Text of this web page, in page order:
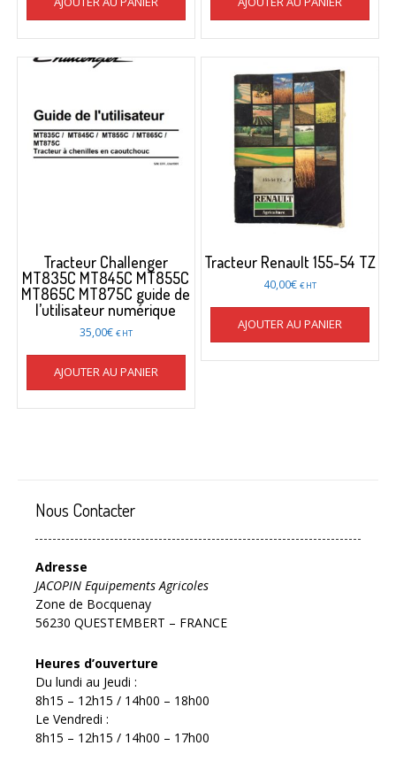
Tracteur Challenger
MT835C MT845C MT855C
MT865C MT875C guide de
l’utilisateur numérique
35,00€ € HT
AJOUTER AU PANIER
Tracteur Renault 155-54 TZ
40,00€ € HT
AJOUTER AU PANIER
Nous Contacter
Adresse
JACOPIN Equipements Agricoles
Zone de Bocquenay
56230 QUESTEMBERT – FRANCE
Heures d’ouverture
Du lundi au Jeudi :
8h15 – 12h15 / 14h00 – 18h00
Le Vendredi :
8h15 – 12h15 / 14h00 – 17h00